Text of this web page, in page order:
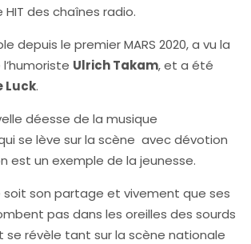
des chaînes radio.
depuis le premier MARS 2020, a vu la
Ulrich Takam, et a été
Luck.
déesse de la musique
se lève sur la scène avec dévotion
est un exemple de la jeunesse.
soit son partage et vivement que ses
pas dans les oreilles des sourds
se révèle tant sur la scène nationale